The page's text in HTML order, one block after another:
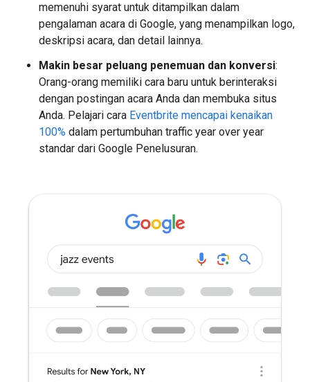
memenuhi syarat untuk ditampilkan dalam
pengalaman acara di Google, yang menampilkan logo,
deskripsi acara, dan detail lainnya.
Makin besar peluang penemuan dan konversi:
Orang-orang memiliki cara baru untuk berinteraksi
dengan postingan acara Anda dan membuka situs
Anda. Pelajari cara Eventbrite mencapai kenaikan
100% dalam pertumbuhan traffic year over year
standar dari Google Penelusuran.